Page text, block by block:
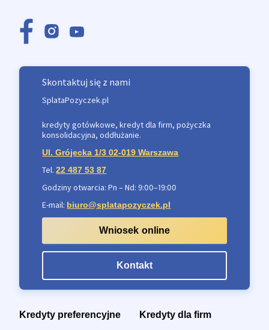
Kredyty preferencyjne Kredyty dla firm
Skontaktuj się z nami
SplataPozyczek.pl
kredyty gotówkowe, kredyt dla firm, pożyczka
konsolidacyjna, oddłużanie.
Ul. Grójecka 1/3 02-019 Warszawa
Tel.22 487 53 87
Godziny otwarcia: Pn – Nd: 9:00–19:00
E-mail: biuro@splatapozyczek.pl
Wniosek online
Kontakt